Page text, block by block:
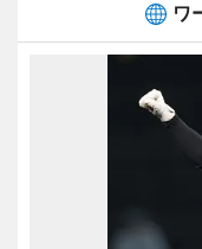
ワ